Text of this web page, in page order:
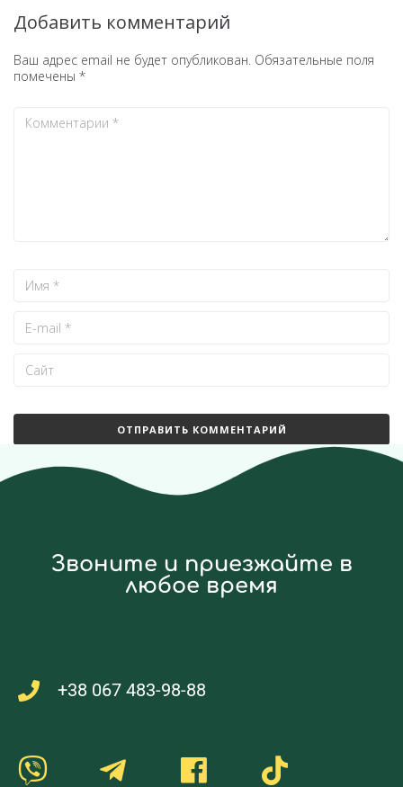
Добавить комментарий
Ваш адрес email не будет опубликован. Обязательные поля
помечены *
Звоните и приезжайте в
любое время
+38 067 483-98-88